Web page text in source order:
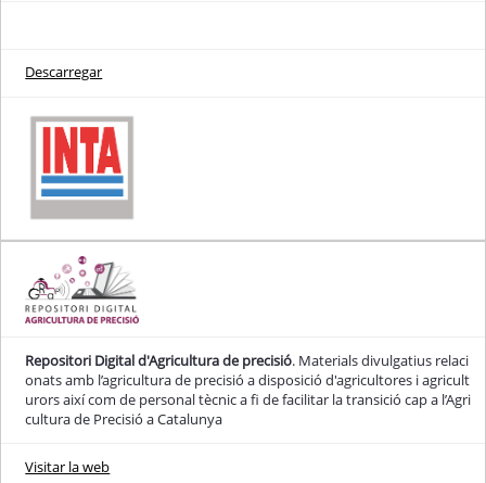
Descarregar
Repositori Digital d'Agricultura de precisió. Materials divulgatius relaci
onats amb l’agricultura de precisió a disposició d'agricultores i agricult
urors així com de personal tècnic a fi de facilitar la transició cap a l’Agri
cultura de Precisió a Catalunya
Visitar la web